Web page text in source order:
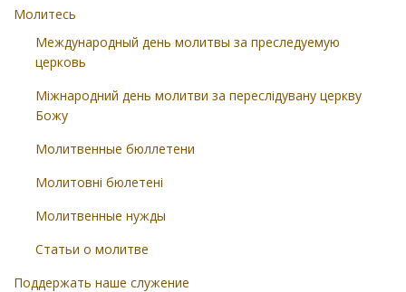
Молитесь
Международный день молитвы за преследуемую
церковь
Міжнародний день молитви за переслідувану церкву
Божу
Молитвенные бюллетени
Молитовні бюлетені
Молитвенные нужды
Статьи о молитве
Поддержать наше служение